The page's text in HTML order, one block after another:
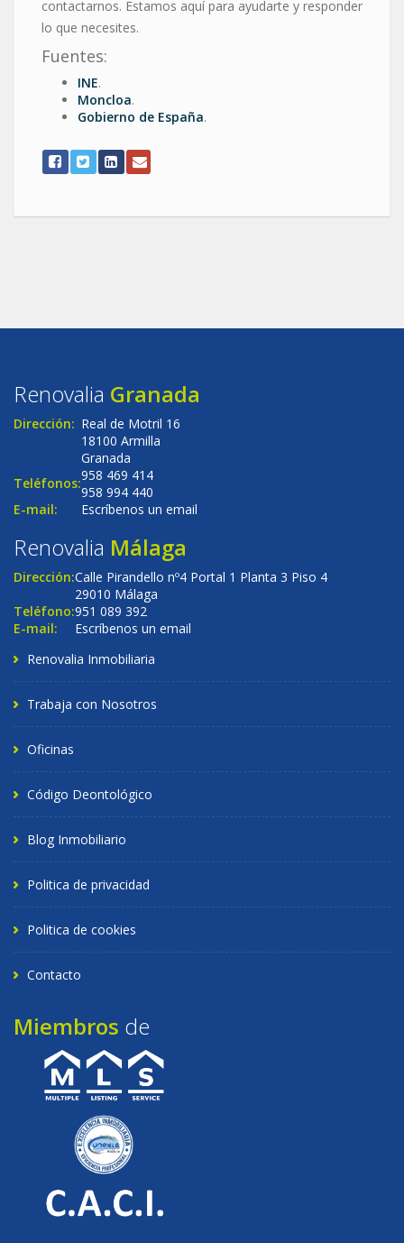
contactarnos. Estamos aquí para ayudarte y responder
lo que necesites.
Fuentes:
INE.
Moncloa.
Gobierno de España.
Renovalia Granada
Dirección: Real de Motril 16
18100 Armilla
Granada
Teléfonos:958 469 414
958 994 440
E-mail:
Escríbenos un email
Renovalia Málaga
Dirección:Calle Pirandello nº4 Portal 1 Planta 3 Piso 4
29010 Málaga
Teléfono:951 089 392
E-mail:
Escríbenos un email
Renovalia Inmobiliaria
Trabaja con Nosotros
Oficinas
Código Deontológico
Blog Inmobiliario
Politica de privacidad
Politica de cookies
Contacto
Miembros de